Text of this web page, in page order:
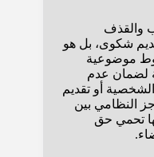
والقذف
شكوى، بل هو
موضوعية
لضمان عدم
أو تقديم
النظامي بين
تحمي حق